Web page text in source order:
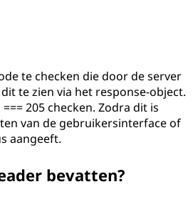
te checken die door de server
te zien via het response-object.
205 checken. Zodra dit is
van de gebruikersinterface of
aangeeft.
bevatten?